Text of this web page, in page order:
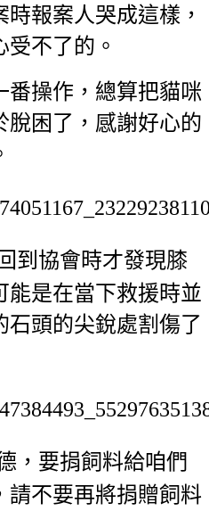
報案人哭成這樣，
不了的。
番操作，總算把貓咪
脫困了，感謝好心的
到協會時才發現膝
能是在當下救援時並
石頭的尖銳處割傷了
，要捐飼料給咱們
請不要再將捐贈飼料